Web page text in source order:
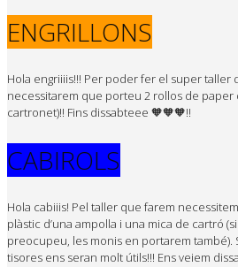
ENGRILLONS
Hola engriiiis!!! Per poder fer el super taller
necessitarem que porteu 2 rollos de paper
cartronet)!! Fins dissabteee 🧡🧡🧡!!
CABIROLS
Hola cabiiis! Pel taller que farem
plàstic d’una ampolla i una mica de cartró
preocupeu, les monis en portarem també).
tisores ens seran molt útils!!! Ens veiem